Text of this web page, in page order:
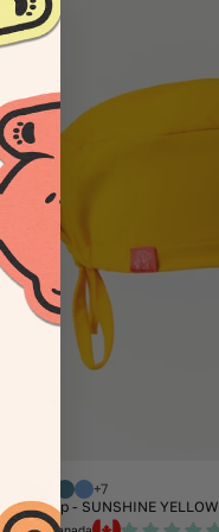
+7
Scrub Cap - SUNSHINE YELLOW